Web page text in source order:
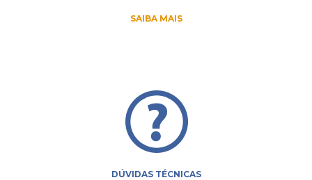
SAIBA MAIS
DÚVIDAS TÉCNICAS